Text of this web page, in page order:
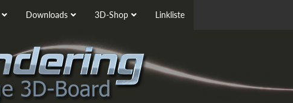
Downloads 3D-Shop Linkliste